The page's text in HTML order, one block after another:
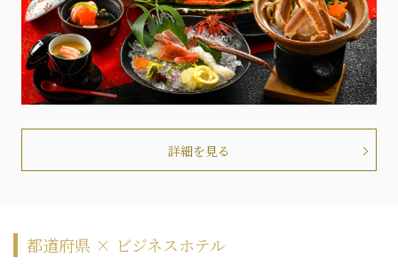
詳細を見る
都道府県 × ビジネスホテル